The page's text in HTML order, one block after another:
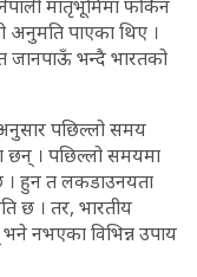
मातृभूमिमा फर्किन
अनुमति पाएका थिए ।
जानपाऊँ भन्दै भारतको
पछिल्लो समय
। पछिल्लो समयमा
। हुन त लकडाउनयता
छ । तर, भारतीय
नभएका विभिन्न उपाय